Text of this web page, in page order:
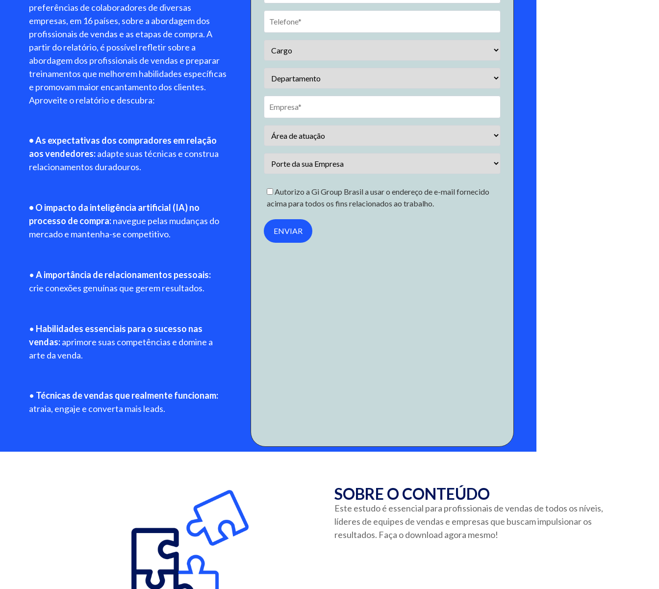
preferências de colaboradores de diversas
empresas, em 16 países, sobre a abordagem dos
profissionais de vendas e as etapas de compra. A
partir do relatório, é possível refletir sobre a
abordagem dos profissionais de vendas e preparar
treinamentos que melhorem habilidades específicas
e promovam maior encantamento dos clientes.
Aproveite o relatório e descubra:
• As expectativas dos compradores em relação
aos vendedores:adapte suas técnicas e construa
relacionamentos duradouros.
• O impacto da inteligência artificial (IA) no
processo de compra:navegue pelas mudanças do
mercado e mantenha-se competitivo.
• A importância de relacionamentos pessoais:
crie conexões genuínas que gerem resultados.
• Habilidades essenciais para o sucesso nas
vendas:aprimore suas competências e domine a
arte da venda.
• Técnicas de vendas que realmente funcionam:
atraia, engaje e converta mais leads.
Autorizo a Gi Group Brasil a usar o endereço de e-mail fornecido
acima para todos os fins relacionados ao trabalho.
ENVIAR
SOBRE O CONTEÚDO
Este estudo é essencial para profissionais de vendas de todos os níveis,
líderes de equipes de vendas e empresas que buscam impulsionar os
resultados. Faça o download agora mesmo!